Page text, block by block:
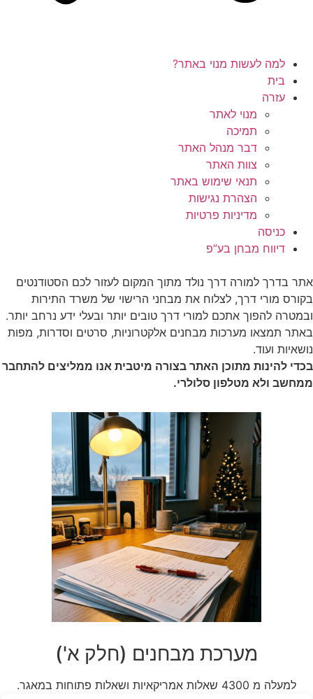
למה לעשות מנוי באתר?
בית
עזרה
מנוי לאתר
תמיכה
דבר מנהל האתר
צוות האתר
תנאי שימוש באתר
הצהרת נגישות
מדיניות פרטיות
כניסה
דיווח מבחן בע”פ
אתר בדרך למורה דרך נולד מתוך המקום לעזור לכם הסטודנטים
בקורס מורי דרך, לצלוח את מבחני הרישוי של משרד התירות
ובמטרה להפוך אתכם למורי דרך טובים יותר ובעלי ידע נרחב יותר.
באתר תמצאו מערכות מבחנים אלקטרוניות, סרטים וסדרות, מפות
נושאיות ועוד.
בכדי להינות מתוכן האתר בצורה מיטבית אנו ממליצים להתחבר
ממחשב ולא מטלפון סלולרי.
מערכת מבחנים (חלק א')
למעלה מ 4300 שאלות אמריקאיות ושאלות פתוחות במאגר.